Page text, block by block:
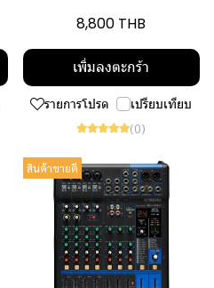
8,800 THB
เพิ่มลงตะกร้า
รายการโปรด เปรียบเทียบ
(0)
สินค้าขายดี